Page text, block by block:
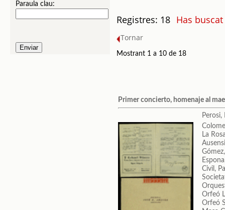
Paraula clau:
Registres: 18 Has
Tornar
Mostrant 1 a 10 de 18
Primer concierto, homenaje al
Perosi,
La
Civil,
Orfeó
Orfeó